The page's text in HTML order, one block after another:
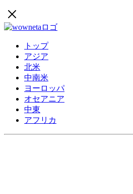
トップ
アジア
北米
中南米
ヨーロッパ
オセアニア
中東
アフリカ